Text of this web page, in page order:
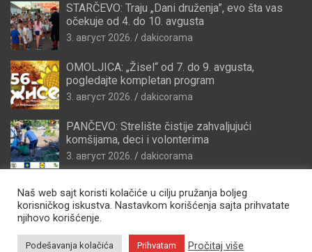
STARČEVO: Traju „Dani druženja”, evo šta vas
očekuje od 4. do 10. avgusta
3. август 2026. dakicorama
OMOLJICA: „Žisel“ od 7. do 9. avgusta,
pogledajte kompletan program
3. август 2026. dakicorama
PANČEVO: Strelište čistije zahvaljujući
komšijama, deci i volonterima
3. август 2026. dakicorama
Naš web sajt koristi kolačiće u cilju pružanja boljeg
korisničkog iskustva. Nastavkom korišćenja sajta prihvatate
njihovo korišćenje.
Podešavanja kolačića Prihvatam Pročitaj više